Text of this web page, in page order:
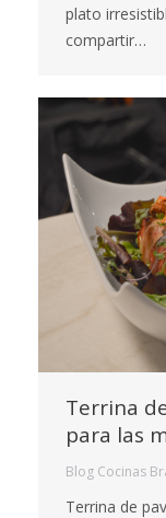
plato
compartir…
Terrina
para las
Blog Cocinas
Terrina de